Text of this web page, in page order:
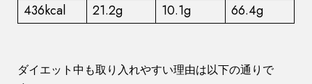
436kcal
21.2g 10.1g 66.4g
ダイエット中も取り入れやすい理由は以下の通りで